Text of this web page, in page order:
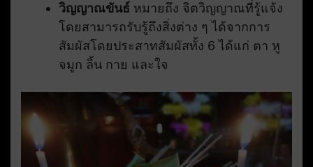
วิญญาณขันธ์ หมายถึง จิตวิญญาณที่รู้แจ้ง
โดยสามารถรับรู้ถึงสิ่งต่าง ๆ ได้จากการ
สัมผัสโดยประสาทสัมผัสทั้ง 6 ได้แก่ ตา หู
จมูก ลิ้น กาย และใจ